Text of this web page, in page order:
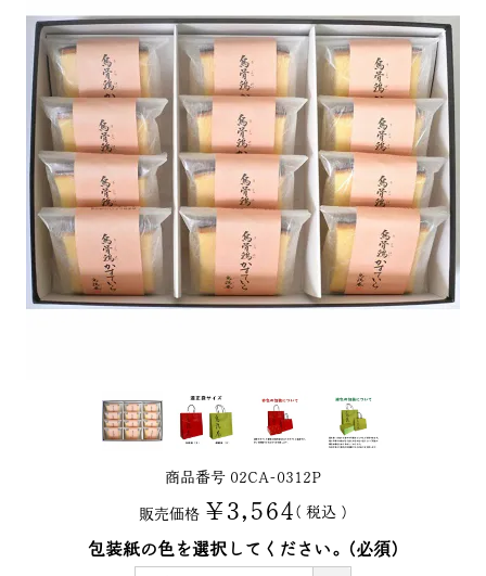
商品番号 02CA-0312P
販売価格 ¥3,564 税込
包装紙の色を選択してください。 (必須)